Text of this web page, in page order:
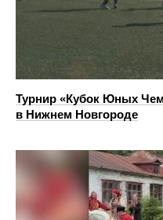
Турнир «Кубок Юных
в Нижнем Новгороде